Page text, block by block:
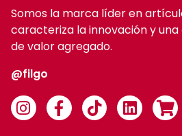
Categorías de productos
Accesorios
Colorear